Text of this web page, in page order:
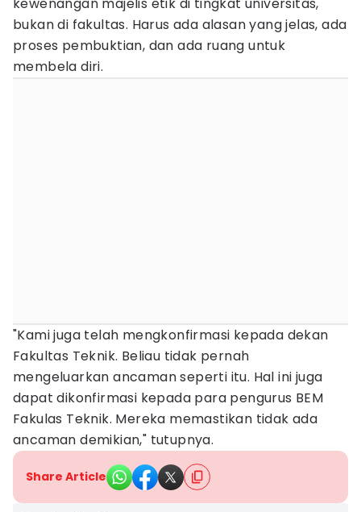
bukan di fakultas. Harus ada alasan yang jelas, ada
proses pembuktian, dan ada ruang untuk
membela diri.
"Kami juga telah mengkonfirmasi kepada dekan
Fakultas Teknik. Beliau tidak pernah
mengeluarkan ancaman seperti itu. Hal ini juga
dapat dikonfirmasi kepada para pengurus BEM
Fakulas Teknik. Mereka memastikan tidak ada
ancaman demikian," tutupnya.
Share Article